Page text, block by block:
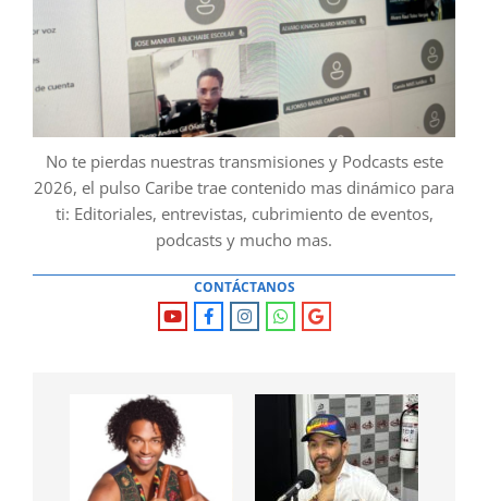
No te pierdas nuestras transmisiones y Podcasts este
2026, el pulso Caribe trae contenido mas dinámico para
ti: Editoriales, entrevistas, cubrimiento de eventos,
podcasts y mucho mas.
CONTÁCTANOS